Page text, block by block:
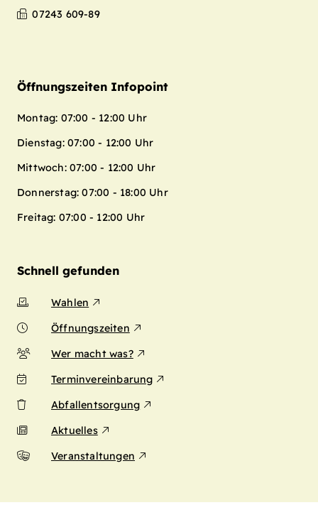
07243 609-89
Öffnungszeiten Infopoint
Montag: 07:00 - 12:00 Uhr
Dienstag: 07:00 - 12:00 Uhr
Mittwoch: 07:00 - 12:00 Uhr
Donnerstag: 07:00 - 18:00 Uhr
Freitag: 07:00 - 12:00 Uhr
Schnell gefunden
Wahlen
Öffnungszeiten
Wer macht was?
Terminvereinbarung
Abfallentsorgung
Aktuelles
Veranstaltungen